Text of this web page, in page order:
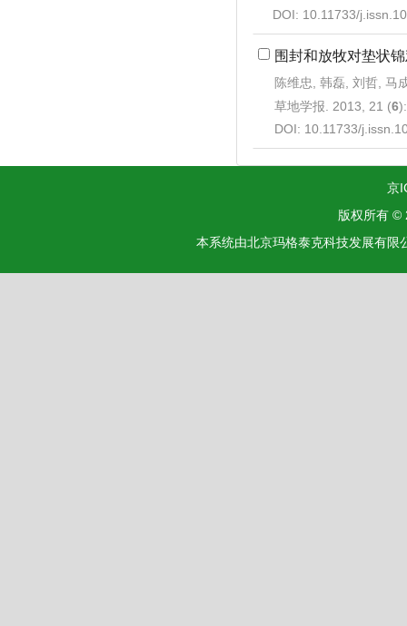
DOI: 10.11733/
围封和放牧对垫状
陈维忠, 韩磊, 刘哲, 马
草地学报. 2013, 21 (6
DOI: 10.11733/
京
版权所有 ©
本系统由北京玛格泰克科技发展有